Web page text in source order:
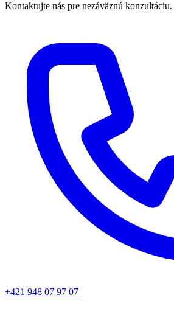
Kontaktujte nás pre nezáväznú konzultáciu.
+421 948 07 97 07